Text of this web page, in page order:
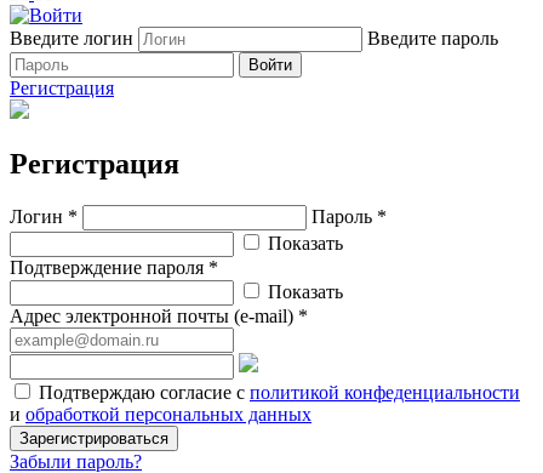
Введите логин Введите пароль
Войти
Регистрация
Регистрация
Логин *
Пароль *
Показать
Подтверждение пароля *
Показать
Адрес электронной почты (e-mail) *
Подтверждаю согласие с политикой конфеденциальности
и обработкой персональных данных
Зарегистрироваться
Забыли пароль?